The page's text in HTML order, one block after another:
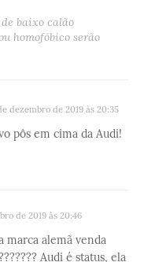
baixo calão
homofóbico serão
dezembro de 2019 às 20:35
pôs em cima da Audi!
de 2019 às 20:46
marca alemã venda
Audi é status, ela